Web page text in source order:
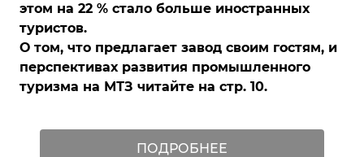
этом на 22 % стало больше иностранных
туристов.
О том, что предлагает завод своим гостям, и
перспективах развития промышленного
туризма на МТЗ читайте на стр. 10.
ПОДРОБНЕЕ